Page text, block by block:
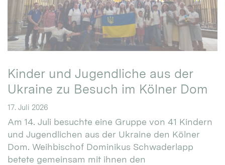
Kinder und Jugendliche aus der
Ukraine zu Besuch im Kölner Dom
17. Juli 2026
Am 14. Juli besuchte eine Gruppe von 41 Kindern
und Jugendlichen aus der Ukraine den Kölner
Dom. Weihbischof Dominikus Schwaderlapp
betete gemeinsam mit ihnen den